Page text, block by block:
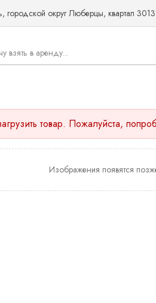
городской округ Люберцы, квартал
товар. Пожалуйста,
Изображения появятся